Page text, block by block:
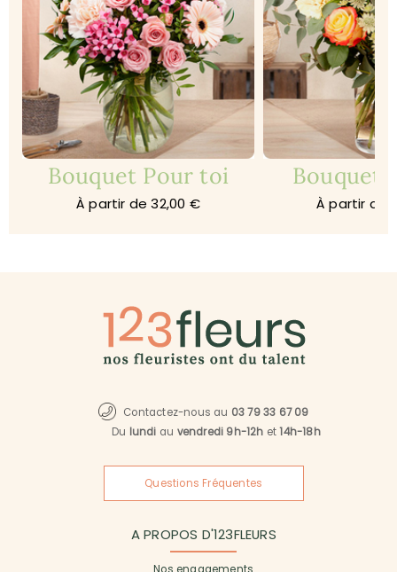
Bouquet Pour toi
À partir de 32,00 €
Bouquet
À partir de
Contactez-nous au 03 79 33 67 09
Du lundi au vendredi 9h-12h et14h-18h
Questions Fréquentes
A PROPOS D'123FLEURS